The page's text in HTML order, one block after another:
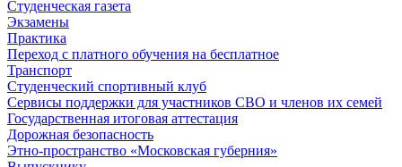
Cтуденческая газета
Экзамены
Практика
Переход с платного обучения на бесплатное
Транспорт
Студенческий спортивный клуб
Сервисы поддержки для участников СВО и членов их семей
Государственная итоговая аттестация
Дорожная безопасность
Этно-пространство «Московская губерния»